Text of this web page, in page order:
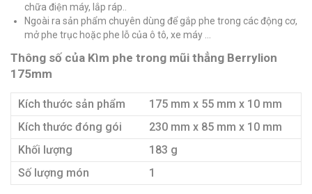
chữa điện máy, lắp ráp..
Ngoài ra sản phẩm chuyên dùng để gắp phe trong các động cơ,
mở phe trục hoặc phe lỗ của ô tô, xe máy …
Thông số của Kìm phe trong mũi thẳng Berrylion
175mm
Kích thước sản phẩm
175 mm x 55 mm x 10 mm
Kích thước đóng gói
230 mm x 85 mm x 10 mm
Khối lượng
183 g
Số lượng món
1